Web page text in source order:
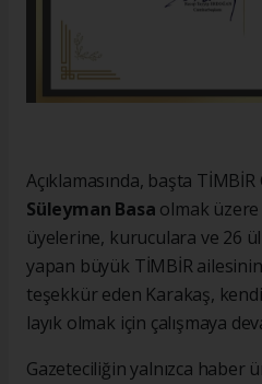
Açıklamasında, başta TİMBİR
Süleyman Basa olmak
üyelerine, kuruculara ve 26
yapan büyük TİMBİR
teşekkür eden Karakaş,
layık olmak için çalışmaya
Gazeteciliğin yalnızca haber